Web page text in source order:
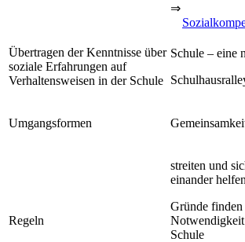
⇒
Übertragen der Kenntnisse über
soziale Erfahrungen auf
Verhaltensweisen in der Schule
Schule – eine
Umgangsformen
Regeln
streiten und
einander helfen
Gründe
Schule